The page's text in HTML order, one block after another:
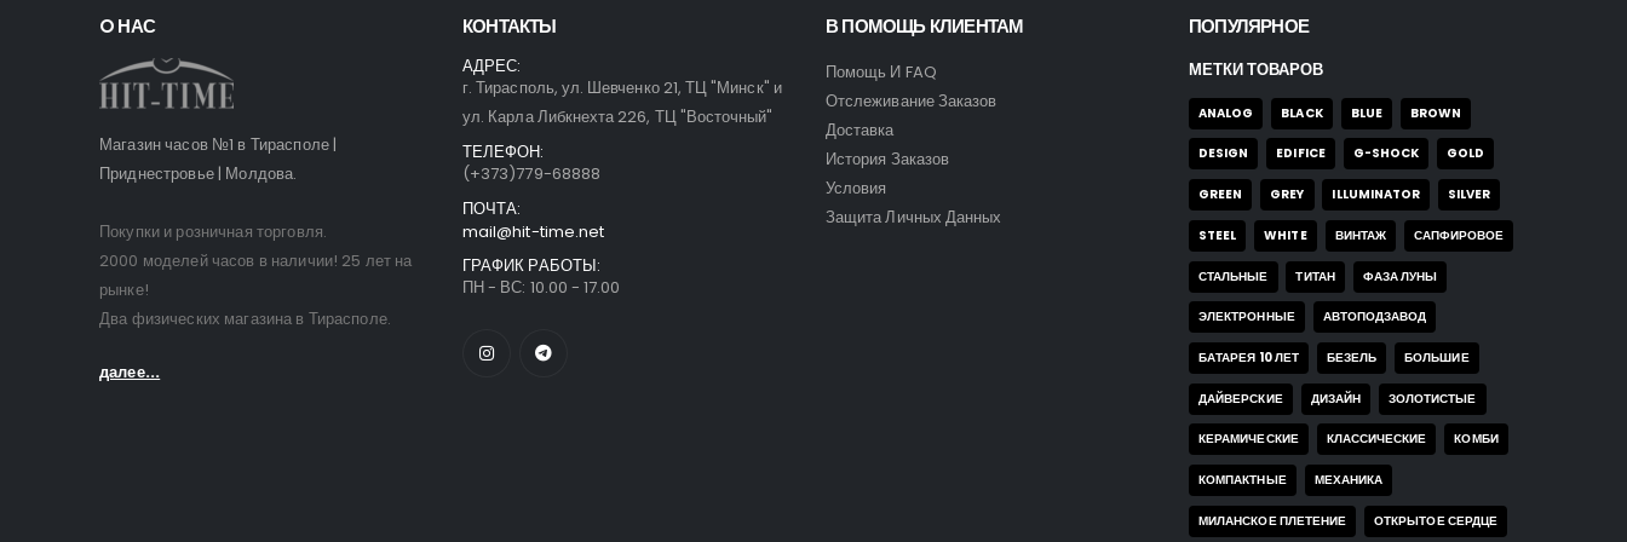
O НАС
Магазин часов №1 в Тирасполе |
Приднестровье | Молдова.
Покупки и розничная торговля.
2000 моделей часов в наличии! 25 лет на
рынке!
Два физических магазина в Тирасполе.
далее...
КОНТАКТЫ
АДРЕС:
г. Тирасполь, ул. Шевченко 21, ТЦ "Минск" и
ул. Карла Либкнехта 226, ТЦ "Восточный"
ТЕЛЕФОН:
(+373)779-68888
ПОЧТА:
mail@hit-time.net
ГРАФИК РАБОТЫ:
ПН - ВС: 10.00 - 17.00
В ПОМОЩЬ КЛИЕНТАМ
Помощь И FAQ
Отслеживание Заказов
Доставка
История Заказов
Условия
Защита Личных Данных
ПОПУЛЯРНОЕ
МЕТКИ ТОВАРОВ
ANALOG BLACK BLUE BROWN
DESIGN EDIFICE G-SHOCK GOLD
GREEN GREY ILLUMINATOR SILVER
STEEL WHITE ВИНТАЖ САПФИРОВОЕ
СТАЛЬНЫЕ ТИТАН ФАЗА ЛУНЫ
ЭЛЕКТРОННЫЕ АВТОПОДЗАВОД
БАТАРЕЯ 10 ЛЕТ БЕЗЕЛЬ БОЛЬШИЕ
ДАЙВЕРСКИЕ ДИЗАЙН ЗОЛОТИСТЫЕ
КЕРАМИЧЕСКИЕ КЛАССИЧЕСКИЕ КОМБИ
КОМПАКТНЫЕ МЕХАНИКА
МИЛАНСКОЕ ПЛЕТЕНИЕ ОТКРЫТОЕ СЕРДЦЕ